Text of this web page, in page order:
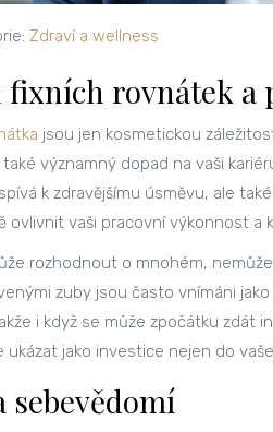
Zdraví a wellness
fixních rovnátek a
jsou jen kosmetickou
významný dopad na vaši
k zdravějšímu úsměvu, ale
ovlivnit vaši pracovní výkonnost a
rozhodnout o mnohém,
zuby jsou často vnímáni
i když se může zpočátku zdát
jako investice nejen do